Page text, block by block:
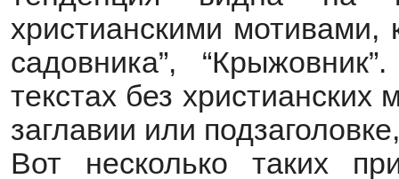
христианскими мотивами,
садовника”,
текстах без
заглавии или
Вот несколько таких